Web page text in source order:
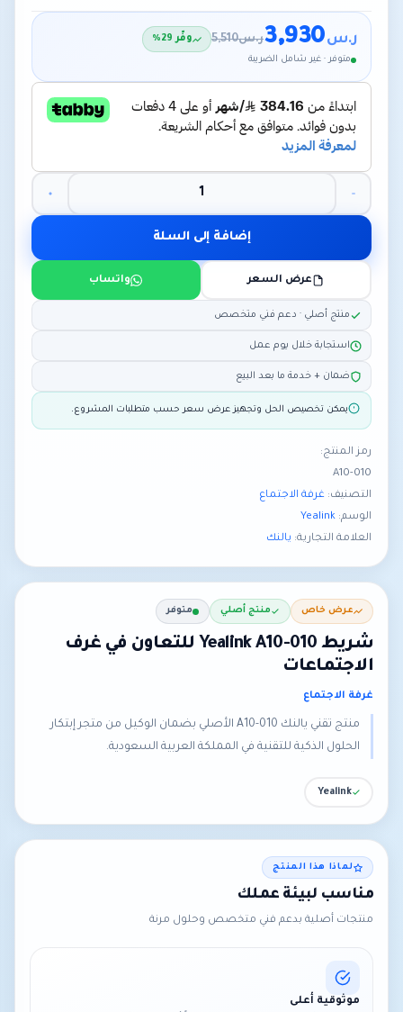
ر.س3,930ر.س5,510 وفّر 29%
متوفر · غير شامل الضريبة
إضافة إلى السلة
عرض السعر واتساب
منتج أصلي · دعم فني متخصص
استجابة خلال يوم عمل
ضمان + خدمة ما بعد البيع
يمكن تخصيص الحل وتجهيز عرض سعر حسب متطلبات المشروع.
رمز المنتج:
A10-010
التصنيف: غرفة الاجتماع
الوسم: Yealink
العلامة التجارية: يالنك
عرض خاص منتج أصلي متوفر
شريط Yealink A10-010 للتعاون في غرف
الاجتماعات
غرفة الاجتماع
منتج تقني يالنك A10-010 الأصلي بضمان الوكيل من متجر إبتكار
الحلول الذكية للتقنية في المملكة العربية السعودية.
Yealink
لماذا هذا المنتج
مناسب لبيئة عملك
منتجات أصلية بدعم فني متخصص وحلول مرنة
موثوقية أعلى